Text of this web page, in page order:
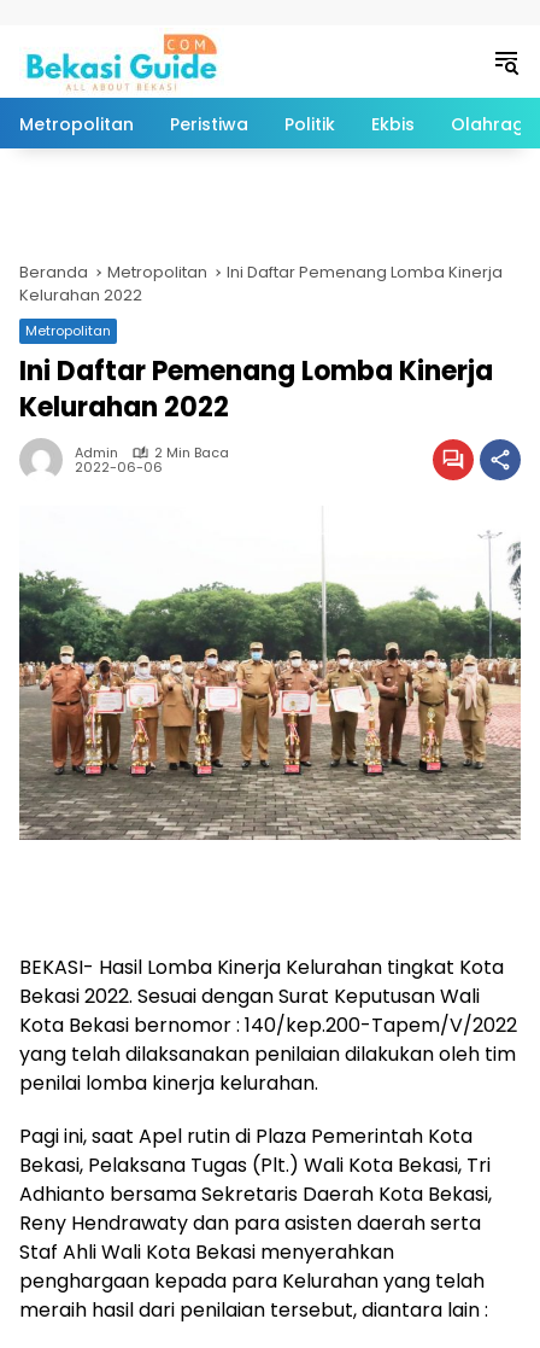
Metropolitan Peristiwa Politik Ekbis Olahraga
Beranda Metropolitan
Ini Daftar Pemenang Lomba Kinerja
Kelurahan 2022
Metropolitan
Ini Daftar Pemenang Lomba Kinerja
Kelurahan 2022
Admin 2 Min Baca
2022-06-06
BEKASI- Hasil Lomba Kinerja Kelurahan tingkat Kota
Bekasi 2022. Sesuai dengan Surat Keputusan Wali
Kota Bekasi bernomor : 140/kep.200-Tapem/V/2022
yang telah dilaksanakan penilaian dilakukan oleh tim
penilai lomba kinerja kelurahan.
Pagi ini, saat Apel rutin di Plaza Pemerintah Kota
Bekasi, Pelaksana Tugas (Plt.) Wali Kota Bekasi, Tri
Adhianto bersama Sekretaris Daerah Kota Bekasi,
Reny Hendrawaty dan para asisten daerah serta
Staf Ahli Wali Kota Bekasi menyerahkan
penghargaan kepada para Kelurahan yang telah
meraih hasil dari penilaian tersebut, diantara lain :